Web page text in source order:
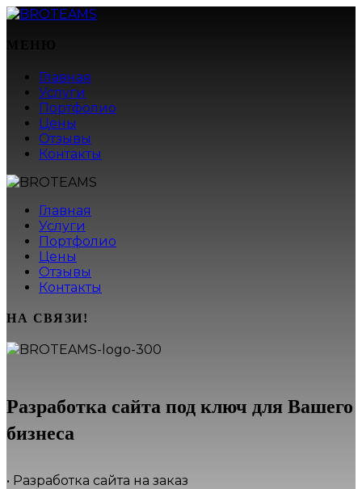
Главная
Услуги
Портфолио
Цены
Отзывы
Контакты
Главная
Услуги
Портфолио
Цены
Отзывы
Контакты
НА СВЯЗИ!
Разработка сайта под ключ для Вашего
бизнеса
• Разработка сайта на заказ